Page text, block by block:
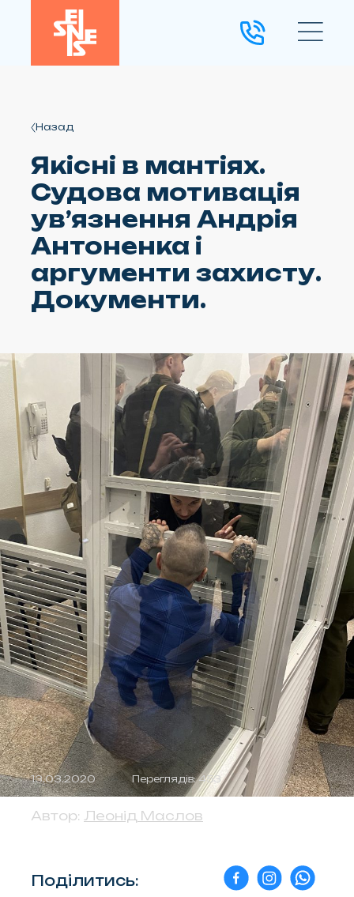
Назад
Якісні в мантіях.
Судова мотивація
ув’язнення Андрія
Антоненка і
аргументи захисту.
Документи.
13.03.2020 Переглядів: 453
Автор: Леонід Маслов
Поділитись: